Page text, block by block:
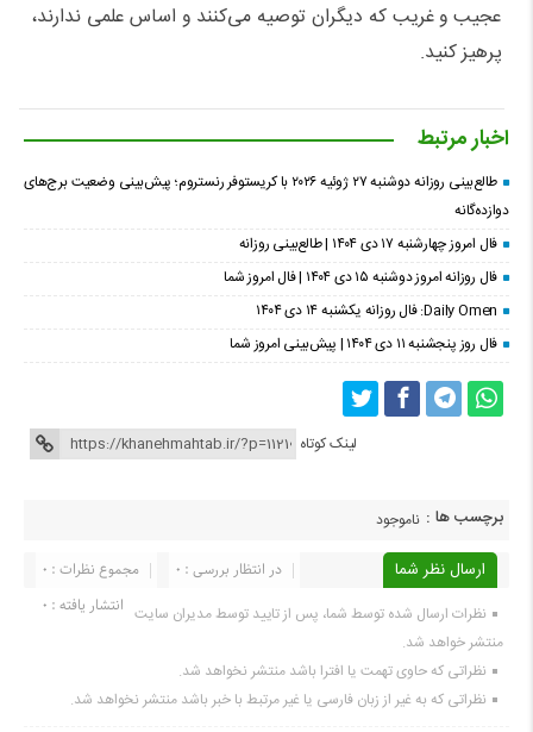
عجیب و غریب که دیگران توصیه می‌کنند و اساس علمی ندارند،
پرهیز کنید.
اخبار مرتبط
طالع‌بینی روزانه دوشنبه ۲۷ ژوئیه ۲۰۲۶ با کریستوفر رنستروم؛ پیش‌بینی وضعیت برج‌های
دوازده‌گانه
فال امروز چهارشنبه ۱۷ دی ۱۴۰۴ | طالع‌بینی روزانه
فال روزانه امروز دوشنبه ۱۵ دی ۱۴۰۴ | فال امروز شما
Daily Omen: فال روزانه یکشنبه ۱۴ دی ۱۴۰۴
فال روز پنجشنبه ۱۱ دی ۱۴۰۴ | پیش‌بینی امروز شما
لینک کوتاه
برچسب ها : ناموجود
ارسال نظر شما مجموع نظرات : 0
در انتظار بررسی : 0
انتشار یافته : 0 نظرات ارسال شده توسط شما، پس از تایید توسط مدیران سایت
منتشر خواهد شد.
نظراتی که حاوی تهمت یا افترا باشد منتشر نخواهد شد.
نظراتی که به غیر از زبان فارسی یا غیر مرتبط با خبر باشد منتشر نخواهد شد.